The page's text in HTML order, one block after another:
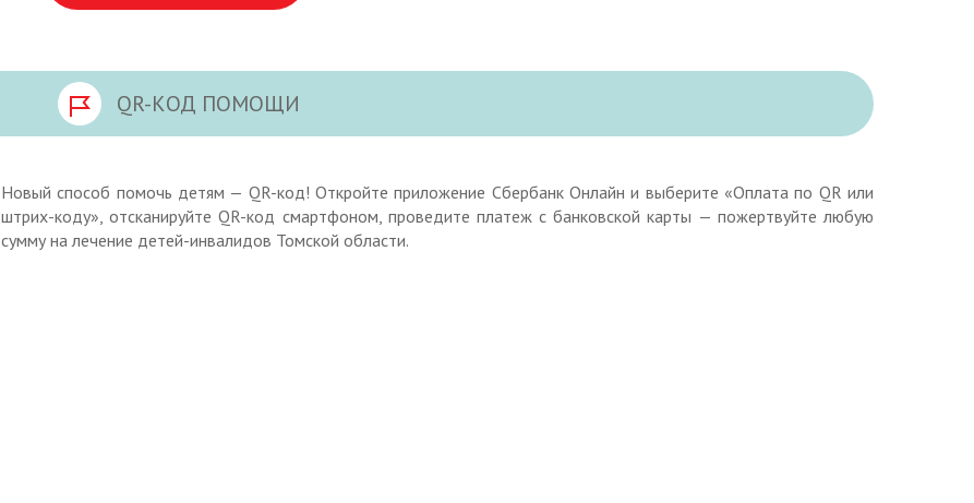
QR-КОД ПОМОЩИ
Новый способ помочь детям — QR-код! Откройте приложение Сбербанк Онлайн и выберите «Оплата по QR или
штрих-коду», отсканируйте QR-код смартфоном, проведите платеж с банковской карты — пожертвуйте любую
сумму на лечение детей-инвалидов Томской области.